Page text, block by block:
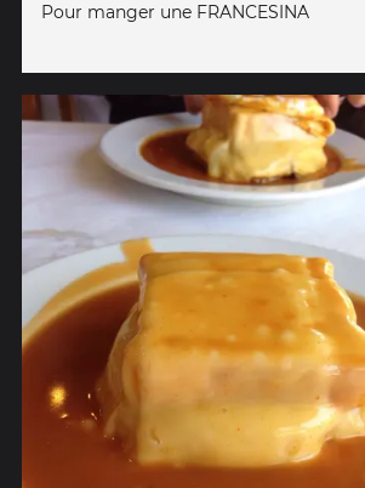
Pour manger une FRANCESINA